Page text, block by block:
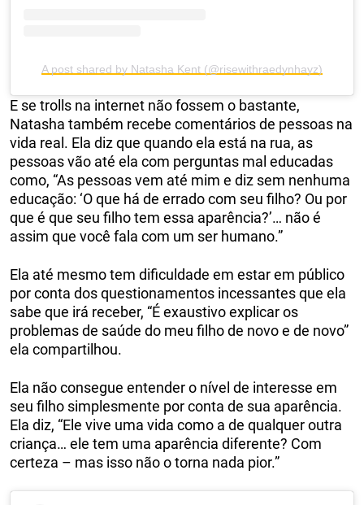
A post shared by Natasha Kent (@risewithraedynhayz)
E se trolls na internet não fossem o bastante,
Natasha também recebe comentários de pessoas na
vida real. Ela diz que quando ela está na rua, as
pessoas vão até ela com perguntas mal educadas
como, “As pessoas vem até mim e diz sem nenhuma
educação: ‘O que há de errado com seu filho? Ou por
que é que seu filho tem essa aparência?’… não é
assim que você fala com um ser humano.”
Ela até mesmo tem dificuldade em estar em público
por conta dos questionamentos incessantes que ela
sabe que irá receber, “É exaustivo explicar os
problemas de saúde do meu filho de novo e de novo”
ela compartilhou.
Ela não consegue entender o nível de interesse em
seu filho simplesmente por conta de sua aparência.
Ela diz, “Ele vive uma vida como a de qualquer outra
criança… ele tem uma aparência diferente? Com
certeza – mas isso não o torna nada pior.”